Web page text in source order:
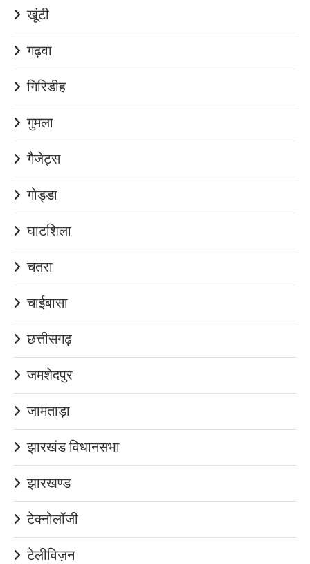
खूंटी
गढ़वा
गिरिडीह
गुमला
गैजेट्स
गोड्डा
घाटशिला
चतरा
चाईबासा
छत्तीसगढ़
जमशेदपुर
जामताड़ा
झारखंड विधानसभा
झारखण्ड
टेक्नोलॉजी
टेलीविज़न